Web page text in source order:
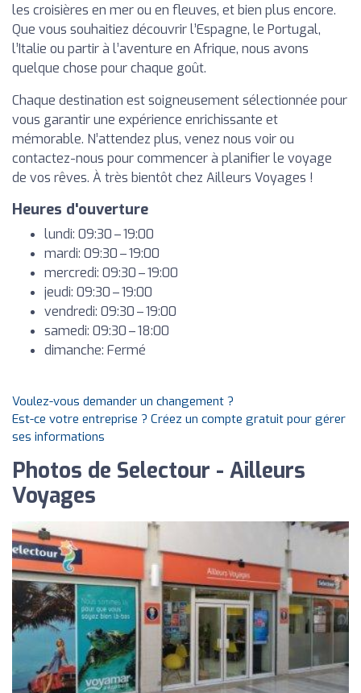
les croisières en mer ou en fleuves, et bien plus encore.
Que vous souhaitiez découvrir l’Espagne, le Portugal,
l’Italie ou partir à l’aventure en Afrique, nous avons
quelque chose pour chaque goût.
Chaque destination est soigneusement sélectionnée pour
vous garantir une expérience enrichissante et
mémorable. N’attendez plus, venez nous voir ou
contactez-nous pour commencer à planifier le voyage
de vos rêves. À très bientôt chez Ailleurs Voyages !
Heures d'ouverture
lundi: 09:30 – 19:00
mardi: 09:30 – 19:00
mercredi: 09:30 – 19:00
jeudi: 09:30 – 19:00
vendredi: 09:30 – 19:00
samedi: 09:30 – 18:00
dimanche: Fermé
Voulez-vous demander un changement ?
Est-ce votre entreprise ? Créez un compte gratuit pour gérer
ses informations
Photos de Selectour - Ailleurs
Voyages